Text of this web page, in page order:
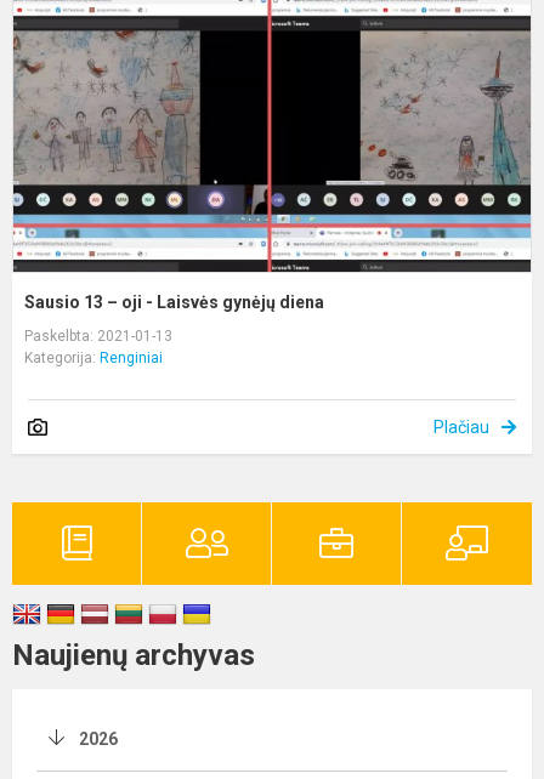
Sausio 13 – oji - Laisvės gynėjų diena
Paskelbta: 2021-01-13
Kategorija: Renginiai
Plačiau
Naujienų archyvas
2026